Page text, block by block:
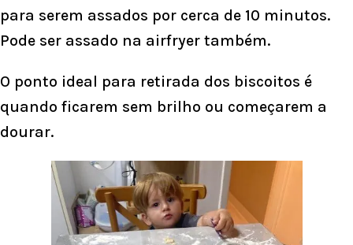
para serem assados por cerca de 10 minutos.
Pode ser assado na airfryer também.
O ponto ideal para retirada dos biscoitos é
quando ficarem sem brilho ou começarem a
dourar.